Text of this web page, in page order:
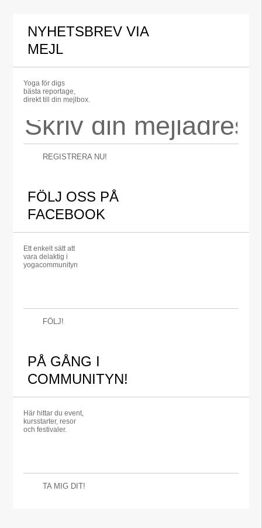
NYHETSBREV VIA
MEJL
Yoga för digs
bästa reportage,
direkt till din mejlbox.
REGISTRERA NU!
FÖLJ OSS PÅ
FACEBOOK
Ett enkelt sätt att
vara delaktig i
yogacommunityn
FÖLJ!
PÅ GÅNG I
COMMUNITYN!
Här hittar du event,
kursstarter, resor
och festivaler.
TA MIG DIT!